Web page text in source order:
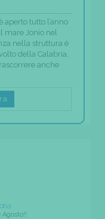
tutto l’anno
mare Jonio nel
nella struttura è
della Calabria,
anche